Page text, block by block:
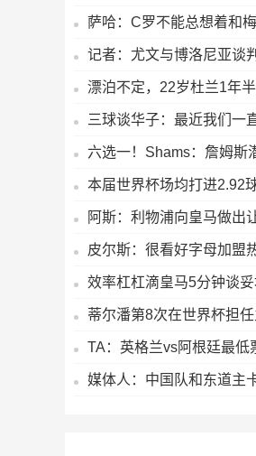
萨哈：C罗不能总想着和
记者：尤文与博洛尼亚谈
漂泊不定，22岁杜兰1年
三球谈华子：最近我们一
六选一！Shams：詹姆斯
本届世界杯场均打进2.92
阿斯：利物浦向皇马做出
皮尔斯：很看好字母加盟
效率杠杠滴皇马5分钟谈
蒂尔潘第8次在世界杯担
TA：英格兰vs阿根廷最
媒体人：中国队和东道主